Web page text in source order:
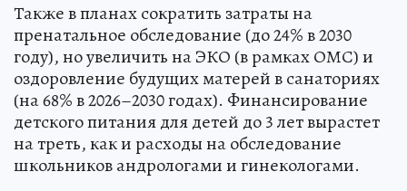
Также в планах сократить затраты на
пренатальное обследование (до 24% в 2030
году), но увеличить на ЭКО (в рамках ОМС) и
оздоровление будущих матерей в санаториях
(на 68% в 2026–2030 годах). Финансирование
детского питания для детей до 3 лет вырастет
на треть, как и расходы на обследование
школьников андрологами и гинекологами.